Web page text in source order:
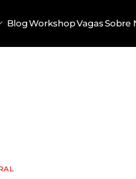
BlogWorkshopVagasSobre